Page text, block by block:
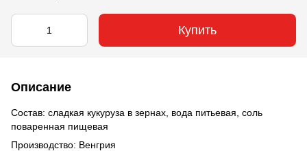
Купить
Описание
Состав: сладкая кукуруза в зернах, вода питьевая, соль
поваренная пищевая
Производство: Венгрия